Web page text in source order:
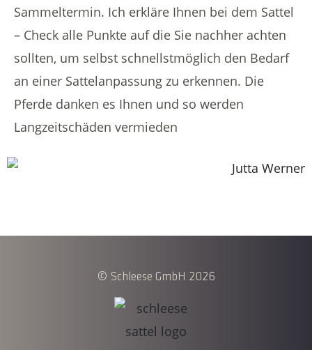
Sammeltermin. Ich erkläre Ihnen bei dem Sattel
– Check alle Punkte auf die Sie nachher achten
sollten, um selbst schnellstmöglich den Bedarf
an einer Sattelanpassung zu erkennen. Die
Pferde danken es Ihnen und so werden
Langzeitschäden vermieden
© Schleese GmbH 2026